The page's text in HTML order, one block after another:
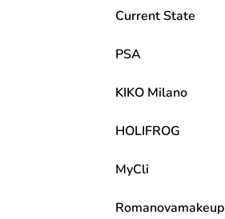
Current State
PSA
KIKO Milano
HOLIFROG
MyCli
Romanovamakeup